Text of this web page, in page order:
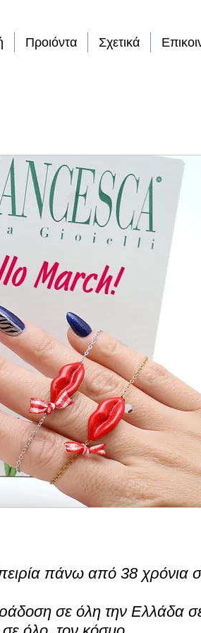
Προιόντα Σχετικά
πάνω από 38 χρόνια
σε όλη την Ελλάδα